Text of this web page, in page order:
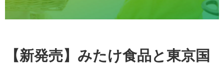
【新発売】みたけ食品と東京国